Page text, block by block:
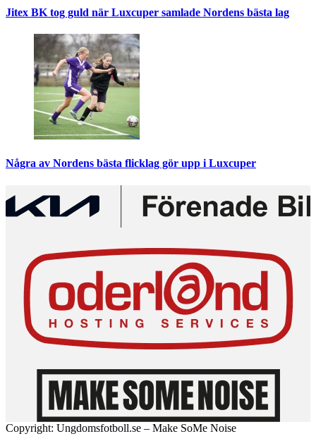
Jitex BK tog guld när Luxcuper samlade Nordens bästa lag
Några av Nordens bästa flicklag gör upp i Luxcuper
Copyright: Ungdomsfotboll.se – Make SoMe Noise